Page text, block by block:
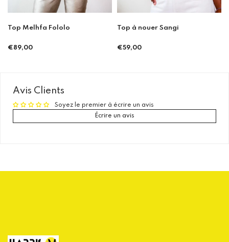
Top Melhfa Fololo
€89,00
Top à nouer Sangi
€59,00
Avis Clients
Soyez le premier à écrire un avis
Écrire un avis